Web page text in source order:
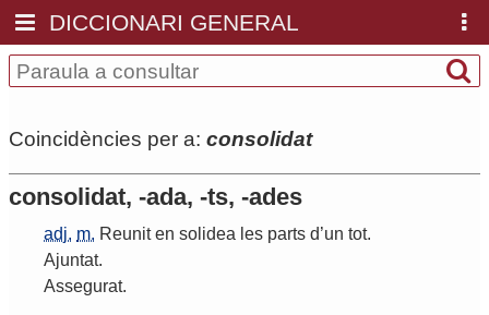
DICCIONARI GENERAL
Coincidències per a: consolidat
consolidat, -ada, -ts, -ades
adj. m. Reunit en solidea les parts d’un tot.
Ajuntat.
Assegurat.